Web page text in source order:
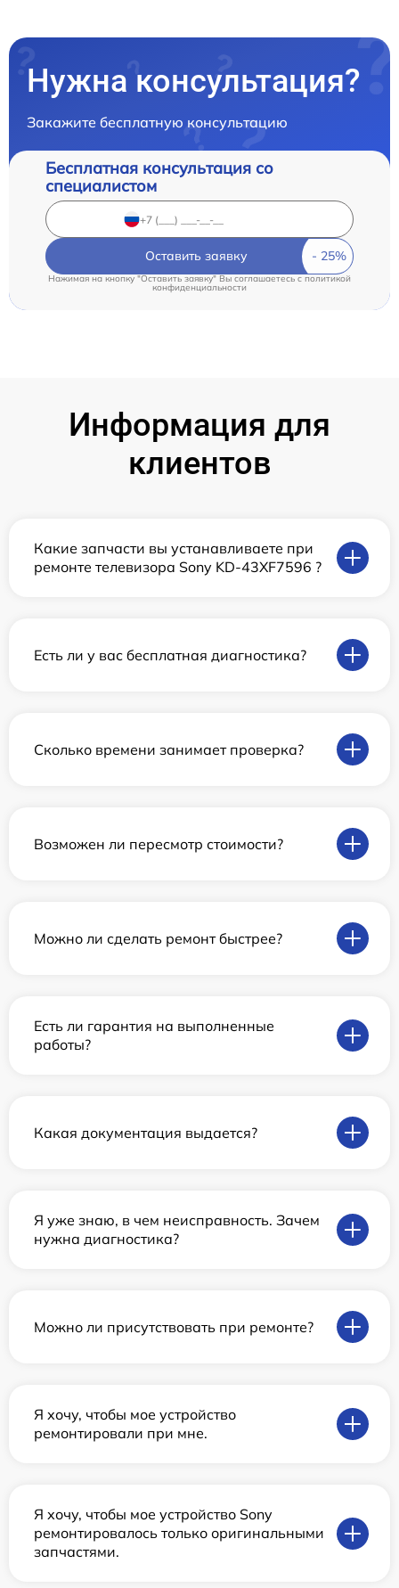
Нужна консультация?
Закажите бесплатную консультацию
Бесплатная консультация со
специалистом
Оставить заявку
Нажимая на кнопку "Оставить заявку" Вы соглашаетесь cполитикой
конфиденциальности
Информация для
клиентов
Какие запчасти вы устанавливаете при
ремонте телевизора Sony KD-43XF7596 ?
Есть ли у вас бесплатная диагностика?
Сколько времени занимает проверка?
Возможен ли пересмотр стоимости?
Можно ли сделать ремонт быстрее?
Есть ли гарантия на выполненные
работы?
Какая документация выдается?
Я уже знаю, в чем неисправность. Зачем
нужна диагностика?
Можно ли присутствовать при ремонте?
Я хочу, чтобы мое устройство
ремонтировали при мне.
Я хочу, чтобы мое устройство Sony
ремонтировалось только оригинальными
запчастями.